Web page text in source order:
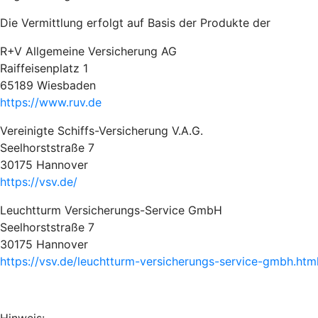
Die Vermittlung erfolgt auf Basis der Produkte der
R+V Allgemeine Versicherung AG
Raiffeisenplatz 1
65189 Wiesbaden
https://www.ruv.de
Vereinigte Schiffs-Versicherung V.A.G.
Seelhorststraße 7
30175 Hannover
https://vsv.de/
Leuchtturm Versicherungs-Service GmbH
Seelhorststraße 7
30175 Hannover
https://vsv.de/leuchtturm-versicherungs-service-